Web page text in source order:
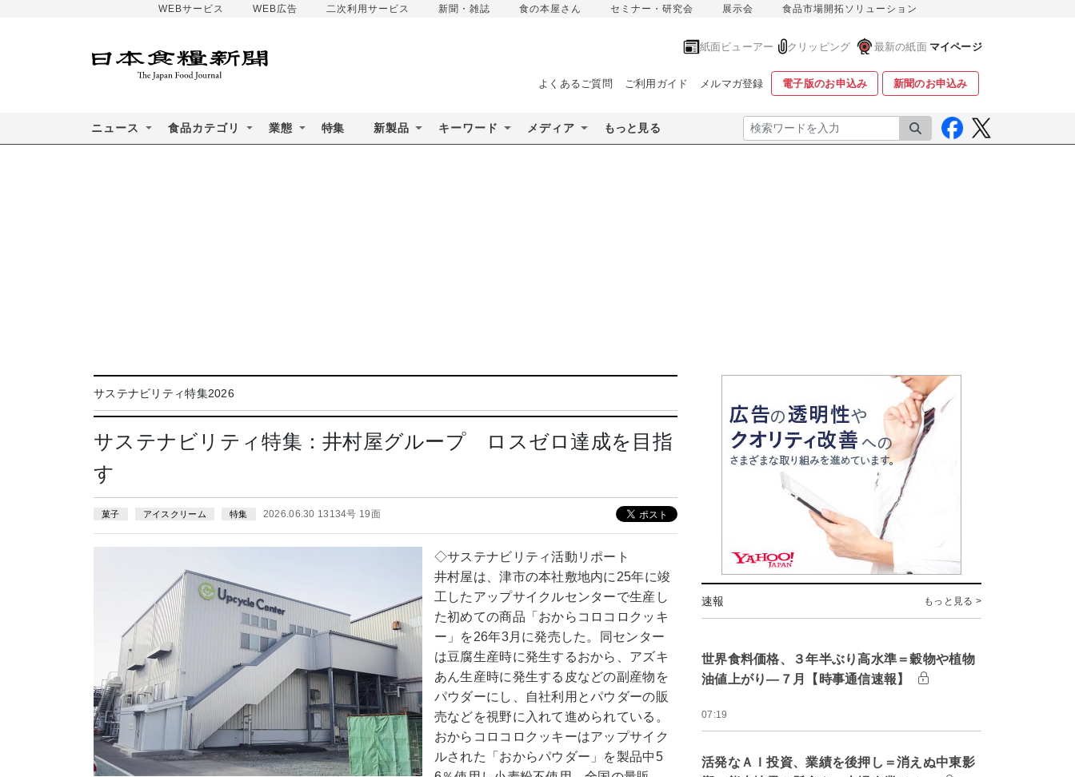
WEBサービス WEB広告 二次利用サービス 新聞・雑誌 食の本屋さん セミナー・研究会 展示会 食品市場開拓ソリューション
紙面ビューアー クリッピング 最新の紙面 マイページ
よくあるご質問 ご利用ガイド メルマガ登録 電子版のお申込み 新聞のお申込み
ニュース 食品カテゴリ 業態 特集 新製品 キーワード メディア もっと見る 検索
サステナビリティ特集2026
サステナビリティ特集：井村屋グループ ロスゼロ達成を目指
す
菓子 アイスクリーム 特集 2026.06.30 13134号 19面
◇サステナビリティ活動リポート
井村屋は、津市の本社敷地内に25年に竣
工したアップサイクルセンターで生産し
た初めての商品「おからコロコロクッキ
ー」を26年3月に発売した。同センター
は豆腐生産時に発生するおから、アズキ
あん生産時に発生する皮などの副産物を
パウダーにし、自社利用とパウダーの販
売などを視野に入れて進められている。
おからコロコロクッキーはアップサイク
ルされた「おからパウダー」を製品中5
速報 もっと見る >
世界食料価格、３年半ぶり高水準＝穀物や植物
油値上がり―７月【時事通信速報】
07:19
活発なＡＩ投資、業績を後押し＝消えぬ中東影